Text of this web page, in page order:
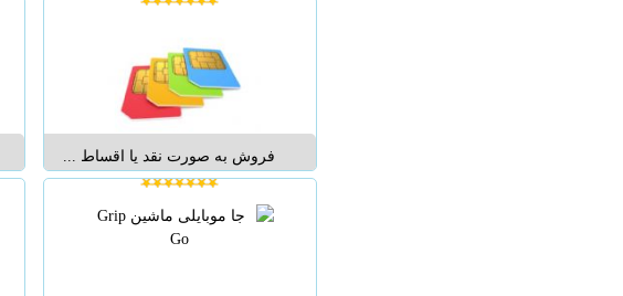
TV-1 جدیدترین تبلت شرکت
پیرگاردین می باشد که دارای پردازنده
دو هسته ای و رم یک گیگ می باشد.
...
فروش به صورت نقد یا اقساط ...